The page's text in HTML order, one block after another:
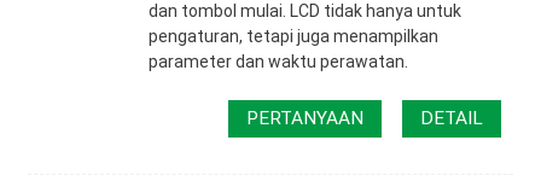
dan tombol mulai. LCD tidak hanya untuk
pengaturan, tetapi juga menampilkan
parameter dan waktu perawatan.
PERTANYAAN DETAIL